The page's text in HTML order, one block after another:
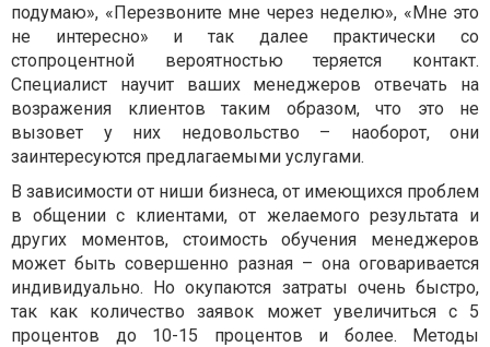
подумаю», «Перезвоните мне через неделю», «Мне это
не интересно» и так далее практически со
стопроцентной вероятностью теряется контакт.
Специалист научит ваших менеджеров отвечать на
возражения клиентов таким образом, что это не
вызовет у них недовольство – наоборот, они
заинтересуются предлагаемыми услугами.
В зависимости от ниши бизнеса, от имеющихся проблем
в общении с клиентами, от желаемого результата и
других моментов, стоимость обучения менеджеров
может быть совершенно разная – она оговаривается
индивидуально. Но окупаются затраты очень быстро,
так как количество заявок может увеличиться с 5
процентов до 10-15 процентов и более. Методы